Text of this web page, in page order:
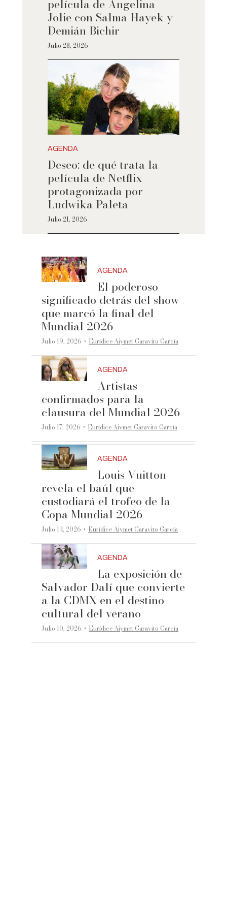
película de Angelina
Jolie con Salma Hayek y
Demián Bichir
Julio 28, 2026
AGENDA
Deseo: de qué trata la
película de Netflix
protagonizada por
Ludwika Paleta
Julio 21, 2026
AGENDA
El poderoso
significado detrás del show
que marcó la final del
Mundial 2026
Julio 19, 2026 ·Eurídice Aiymet Garavito García
AGENDA
Artistas
confirmados para la
clausura del Mundial 2026
Julio 17, 2026 ·Eurídice Aiymet Garavito García
AGENDA
Louis Vuitton
revela el baúl que
custodiará el trofeo de la
Copa Mundial 2026
Julio 14, 2026 ·Eurídice Aiymet Garavito García
AGENDA
La exposición de
Salvador Dalí que convierte
a la CDMX en el destino
cultural del verano
Julio 10, 2026 ·Eurídice Aiymet Garavito García